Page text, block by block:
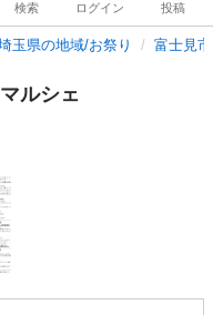
検索 ログイン 投稿
玉県の地域/お祭り 富士見
ルシェ